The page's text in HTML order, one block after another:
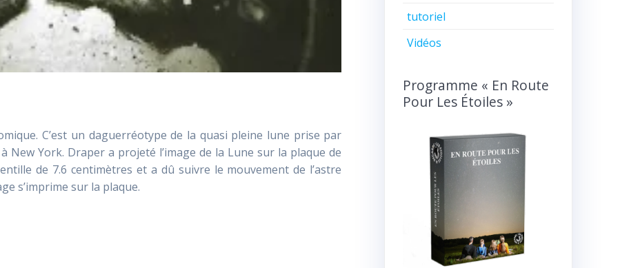
C’est un daguerréotype de la quasi pleine lune prise par
New York. Draper a projeté l’image de la Lune sur la plaque de
de 7.6 centimètres et a dû suivre le mouvement de l’astre
s’imprime sur la plaque.
tutoriel
Vidéos
Programme « En Route
Pour Les Étoiles »